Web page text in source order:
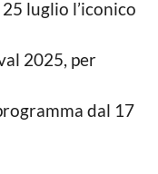
luglio l’iconico
2025, per
dal 17